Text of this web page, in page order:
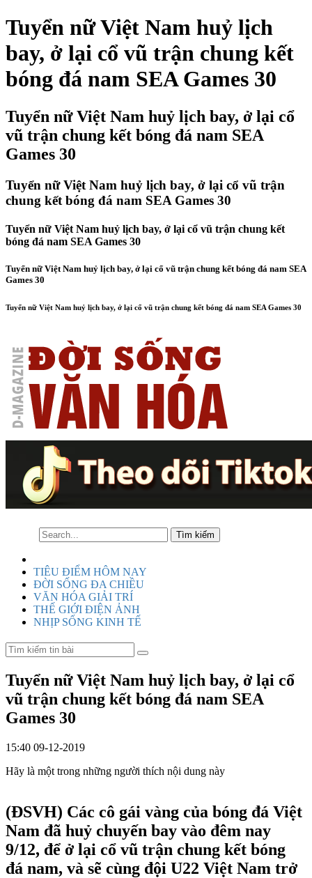
Tuyển nữ Việt Nam huỷ lịch
bay, ở lại cổ vũ trận chung kết
bóng đá nam SEA Games 30
Tuyển nữ Việt Nam huỷ lịch bay, ở lại cổ
vũ trận chung kết bóng đá nam SEA
Games 30
Tuyển nữ Việt Nam huỷ lịch bay, ở lại cổ vũ trận
chung kết bóng đá nam SEA Games 30
Tuyển nữ Việt Nam huỷ lịch bay, ở lại cổ vũ trận chung kết
bóng đá nam SEA Games 30
Tuyển nữ Việt Nam huỷ lịch bay, ở lại cổ vũ trận chung kết bóng đá nam SEA
Games 30
Tuyển nữ Việt Nam huỷ lịch bay, ở lại cổ vũ trận chung kết bóng đá nam SEA Games 30
TIÊU ĐIỂM HÔM NAY
ĐỜI SỐNG ĐA CHIỀU
VĂN HÓA GIẢI TRÍ
THẾ GIỚI ĐIỆN ẢNH
NHỊP SỐNG KINH TẾ
Tuyển nữ Việt Nam huỷ lịch bay, ở lại cổ
vũ trận chung kết bóng đá nam SEA
Games 30
15:40 09-12-2019
Hãy là một trong những người thích nội dung này
(ĐSVH) Các cô gái vàng của bóng đá Việt
Nam đã huỷ chuyến bay vào đêm nay
9/12, để ở lại cổ vũ trận chung kết bóng
đá nam, và sẽ cùng đội U22 Việt Nam trở